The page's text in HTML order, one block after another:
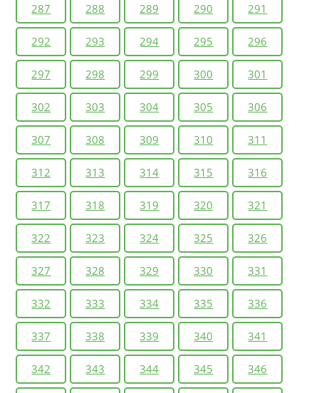
287 288 289 290 291
292 293 294 295 296
297 298 299 300 301
302 303 304 305 306
307 308 309 310 311
312 313 314 315 316
317 318 319 320 321
322 323 324 325 326
327 328 329 330 331
332 333 334 335 336
337 338 339 340 341
342 343 344 345 346